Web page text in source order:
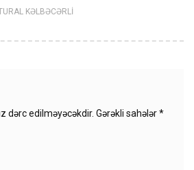
KƏLBƏCƏRLİ
dərc edilməyəcəkdir. Gərəkli sahələr*